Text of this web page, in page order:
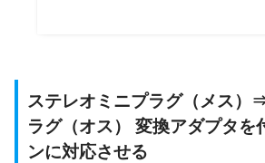
ステレオミニプラグ（メス）
ラグ（オス） 変換アダプタを
ンに対応させる